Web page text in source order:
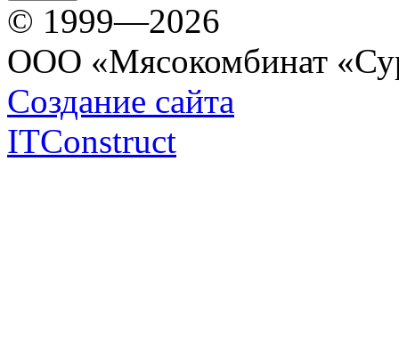
© 1999—2026
ООО «Мясокомбинат
Создание сайта
ITConstruct